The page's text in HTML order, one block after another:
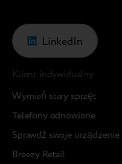
LinkedIn
Klient indywidualny
Wymień stary sprzęt
Telefony odnowione
Sprawdź swoje urządzenie
Breezy Retail